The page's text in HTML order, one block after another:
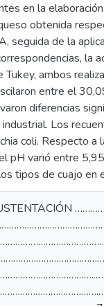
en la
obtenida
seguida de la
la
ambos
entre el
diferencias
Los
coli. Respecto
pH varió entre
tipos de cuajo